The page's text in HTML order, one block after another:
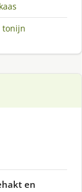
tonijn
en